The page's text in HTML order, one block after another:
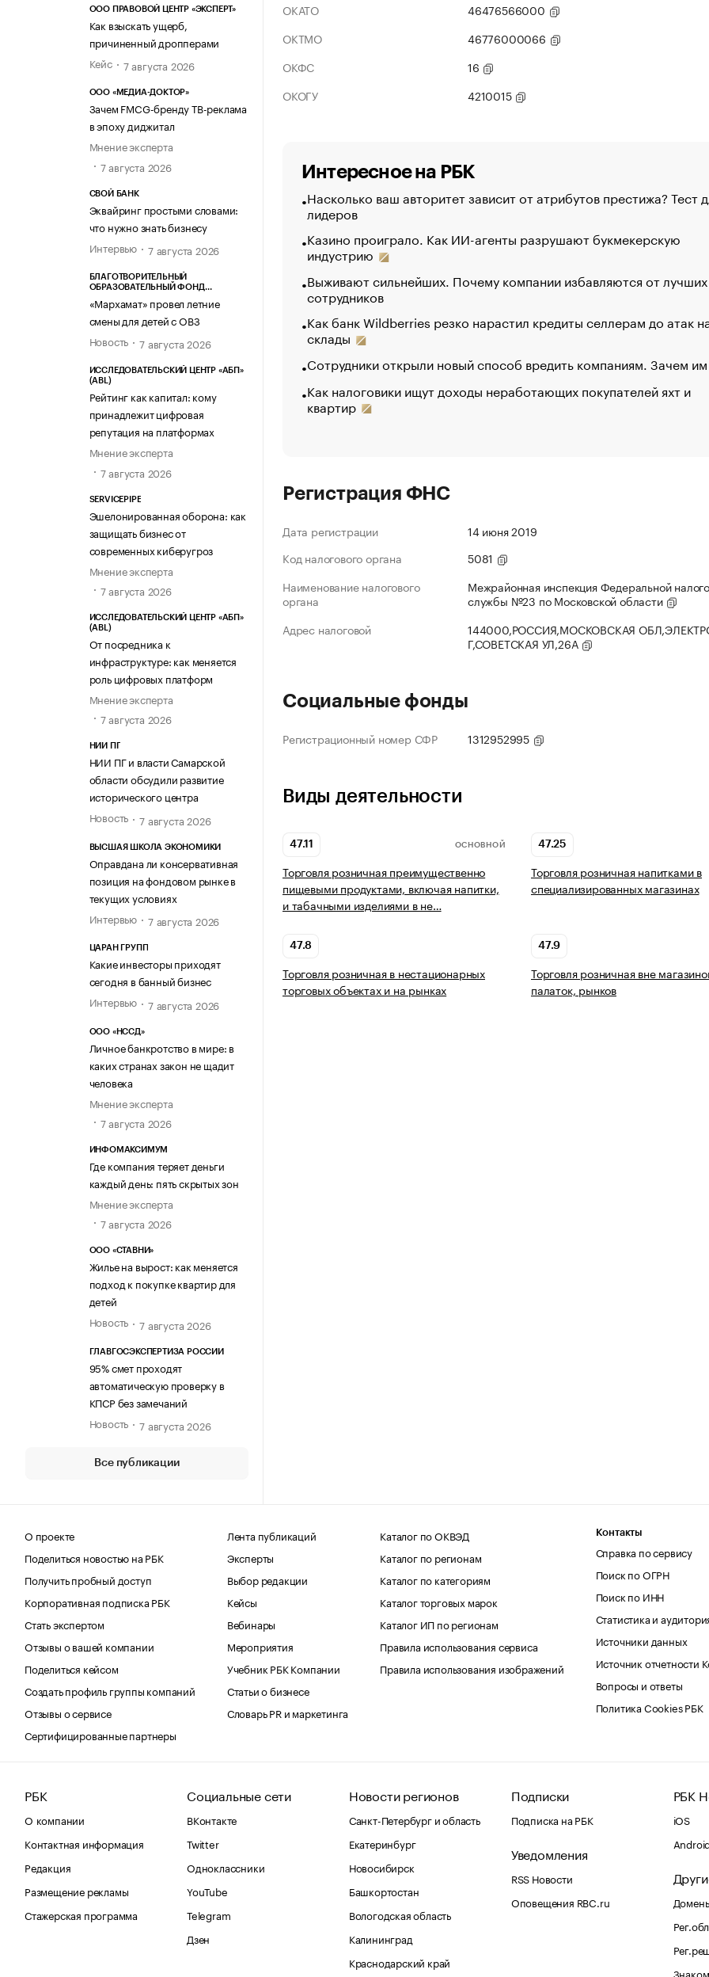
ООО ПРАВОВОЙ ЦЕНТР «ЭКСПЕРТ»
Как взыскать ущерб,
причиненный дропперами
Кейс
7 августа 2026
ООО «МЕДИА-ДОКТОР»
Зачем FMCG-бренду ТВ-реклама
в эпоху диджитал
Мнение эксперта
7 августа 2026
СВОЙ БАНК
Эквайринг простыми словами:
что нужно знать бизнесу
Интервью
7 августа 2026
БЛАГОТВОРИТЕЛЬНЫЙ
ОБРАЗОВАТЕЛЬНЫЙ ФОНД
«Мархамат» провел летние
смены для детей с ОВЗ
Новость
7 августа 2026
ИССЛЕДОВАТЕЛЬСКИЙ ЦЕНТР «АБП»
(ABL)
Рейтинг как капитал: кому
принадлежит цифровая
репутация на платформах
Мнение эксперта
7 августа 2026
SERVICEPIPE
Эшелонированная оборона: как
защищать бизнес от
современных киберугроз
Мнение эксперта
7 августа 2026
ИССЛЕДОВАТЕЛЬСКИЙ ЦЕНТР «АБП»
(ABL)
От посредника к
инфраструктуре: как меняется
роль цифровых платформ
Мнение эксперта
7 августа 2026
НИИ ПГ
НИИ ПГ и власти Самарской
области обсудили развитие
исторического центра
Новость
7 августа 2026
ВЫСШАЯ ШКОЛА ЭКОНОМИКИ
Оправдана ли консервативная
позиция на фондовом рынке в
текущих условиях
Интервью
7 августа 2026
ЦАРАН ГРУПП
Какие инвесторы приходят
сегодня в банный бизнес
Интервью
7 августа 2026
ООО «НССД»
Личное банкротство в мире: в
каких странах закон не щадит
человека
Мнение эксперта
7 августа 2026
ИНФОМАКСИМУМ
Где компания теряет деньги
каждый день: пять скрытых зон
Мнение эксперта
7 августа 2026
ООО «СТАВНИ»
Жилье на вырост: как меняется
подход к покупке квартир для
детей
Новость
7 августа 2026
ГЛАВГОСЭКСПЕРТИЗА РОССИИ
95% смет проходят
автоматическую проверку в
КПСР без замечаний
Новость
7 августа 2026
Все публикации
ОКАТО
46476566000
ОКТМО
46776000066
ОКФС
16
ОКОГУ
4210015
Интересное на РБК
Насколько ваш авторитет зависит от атрибутов престижа? Тест
лидеров
Казино проиграло. Как ИИ-агенты разрушают букмекерскую
индустрию
Выживают сильнейших. Почему компании избавляются от лучших
сотрудников
Как банк Wildberries резко нарастил кредиты селлерам до атак
склады
Сотрудники открыли новый способ вредить компаниям. Зачем
Как налоговики ищут доходы неработающих покупателей яхт и
квартир
Регистрация ФНС
Дата регистрации
14 июня 2019
Код налогового органа
5081
Наименование налогового
органа
Межрайонная инспекция Федеральной
службы №23 по Московской области
Адрес налоговой
144000,РОССИЯ,МОСКОВСКАЯ
Г,СОВЕТСКАЯ УЛ,26А
Социальные фонды
Регистрационный номер СФР 1312952995
Виды деятельности
47.11 ОСНОВНОЙ
Торговля розничная преимущественно
пищевыми продуктами, включая напитки,
и табачными изделиями в не…
47.25
Торговля розничная напитками в
специализированных магазинах
47.8
Торговля розничная в нестационарных
торговых объектах и на рынках
47.9
Торговля розничная вне
палаток, рынков
О проекте
Поделиться новостью на РБК
Получить пробный доступ
Корпоративная подписка РБК
Стать экспертом
Отзывы о вашей компании
Поделиться кейсом
Создать профиль группы компаний
Отзывы о сервисе
Сертифицированные партнеры
Лента публикаций
Эксперты
Выбор редакции
Кейсы
Вебинары
Мероприятия
Учебник РБК Компании
Статьи о бизнесе
Словарь PR и маркетинга
Каталог по ОКВЭД
Каталог по регионам
Каталог по категориям
Каталог торговых марок
Каталог ИП по регионам
Правила использования сервиса
Правила использования изображений
Контакты
Справка по сервису
Поиск по ОГРН
Поиск по ИНН
Статистика и
Источники данных
Источник отчетности
Вопросы и ответы
Политика Cookies РБК
РБК
О компании
Контактная информация
Редакция
Размещение рекламы
Стажерская программа
Социальные сети
ВКонтакте
Twitter
Одноклассники
YouTube
Telegram
Дзен
Новости регионов
Санкт-Петербург и область
Екатеринбург
Новосибирск
Башкортостан
Вологодская область
Калининград
Краснодарский край
Подписки
Подписка на РБК
Уведомления
RSS Новости
Оповещения RBC.ru
РБК
iOS